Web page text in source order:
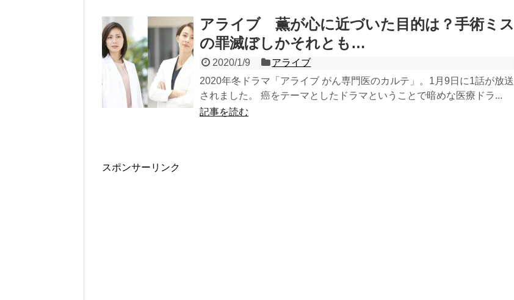
アライブ 薫が心に近づいた目的は？手術ミス
の罪滅ぼしかそれとも…
2020/1/9
アライブ
2020年冬ドラマ「アライブ がん専門医のカルテ」。1月9日に1話が放送
されました。 癌をテーマとしたドラマということで暗めな医療ドラ...
記事を読む
スポンサーリンク